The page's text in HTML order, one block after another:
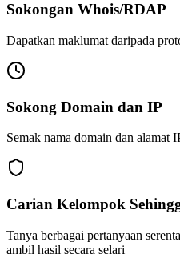
Sokongan Whois/RDAP
Dapatkan maklumat daripada
Sokong Domain dan IP
Semak nama domain dan alamat
Carian Kelompok
Tanya berbagai pertanyaan
ambil hasil secara selari